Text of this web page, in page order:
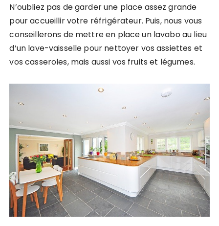
N’oubliez pas de garder une place assez grande
pour accueillir votre réfrigérateur. Puis, nous vous
conseillerons de mettre en place un lavabo au lieu
d’un lave-vaisselle pour nettoyer vos assiettes et
vos casseroles, mais aussi vos fruits et légumes.